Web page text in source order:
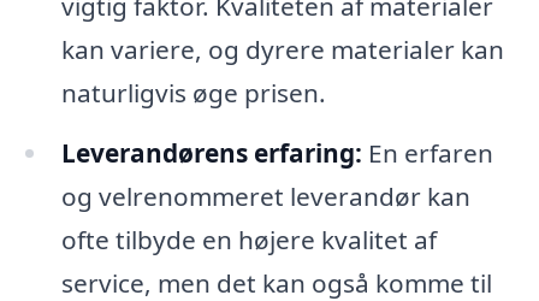
kan variere, og dyrere materialer kan
naturligvis øge prisen.
Leverandørens erfaring: En erfaren
og velrenommeret leverandør kan
ofte tilbyde en højere kvalitet af
service, men det kan også komme til